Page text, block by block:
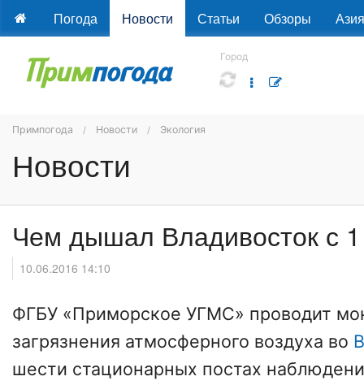
Погода Новости Статьи Обзоры Азия
Город
Примпогода Новости Экология
Новости
Чем дышал Владивосток с
10.06.2016 14:10
ФГБУ «Приморское УГМС» проводит
загрязнения атмосферного воздуха во
шести стационарных постах